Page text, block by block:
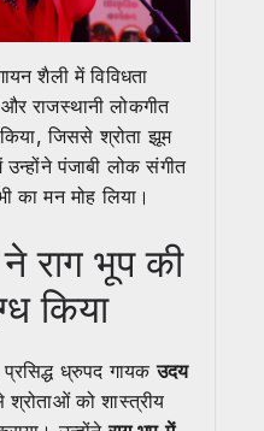
शैली में विविधता
राजस्थानी लोकगीत
जिससे श्रोता झूम
पंजाबी लोक संगीत
का मन मोह लिया।
राग भूप की
किया
ध्रुपद गायकउदय
को शास्त्रीय